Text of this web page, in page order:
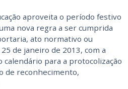
aproveita o período festivo
nova regra a ser cumprida
ato normativo ou
de janeiro de 2013, com a
calendário para a protocolização
de reconhecimento,